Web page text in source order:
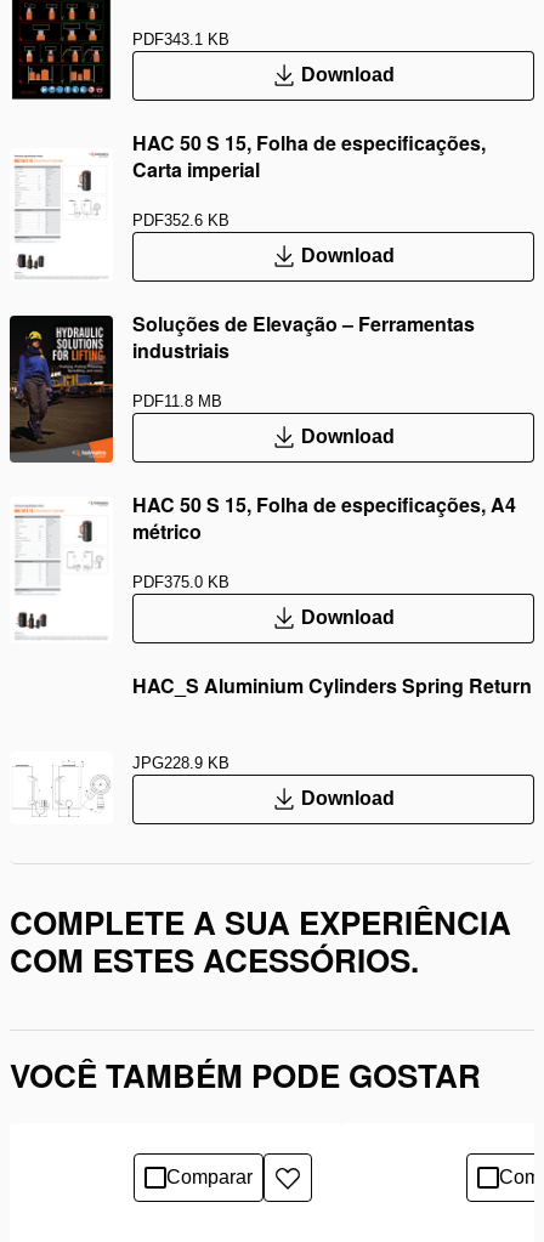
PDF343.1 KB
Download
HAC 50 S 15, Folha de especificações,
Carta imperial
PDF352.6 KB
Download
Soluções de Elevação – Ferramentas
industriais
PDF11.8 MB
Download
HAC 50 S 15, Folha de especificações, A4
métrico
PDF375.0 KB
Download
HAC_S Aluminium Cylinders Spring Return
JPG228.9 KB
Download
COMPLETE A SUA EXPERIÊNCIA
COM ESTES ACESSÓRIOS.
VOCÊ TAMBÉM PODE GOSTAR
Comparar
Adicionar
à